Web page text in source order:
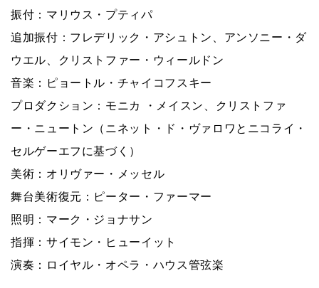
振付：マリウス・プティパ
追加振付：フレデリック・アシュトン、アンソニー・ダ
ウエル、クリストファー・ウィールドン
音楽：ピョートル・チャイコフスキー
プロダクション：モニカ ・メイスン、クリストファ
ー・ニュートン（ニネット・ド・ヴァロワとニコライ・
セルゲーエフに基づく）
美術：オリヴァー・メッセル
舞台美術復元：ピーター・ファーマー
照明：マーク・ジョナサン
指揮：サイモン・ヒューイット
演奏：ロイヤル・オペラ・ハウス管弦楽